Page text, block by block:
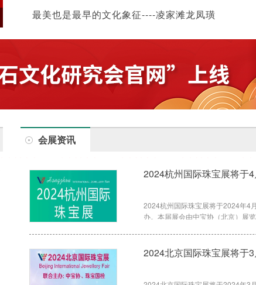
凌家滩文化——文明太阳升起的地方
最美也是最早的文化象征----凌家滩龙凤璜
会展资讯
2024杭州国际珠宝展将于
2024杭州国际珠宝展将于2024年4
办。本届展会由中宝协（北京）展
米，展位数量400余个，将汇聚国内
盟商参展。展会同期将举行珠宝电
2024北京国际珠宝展将于